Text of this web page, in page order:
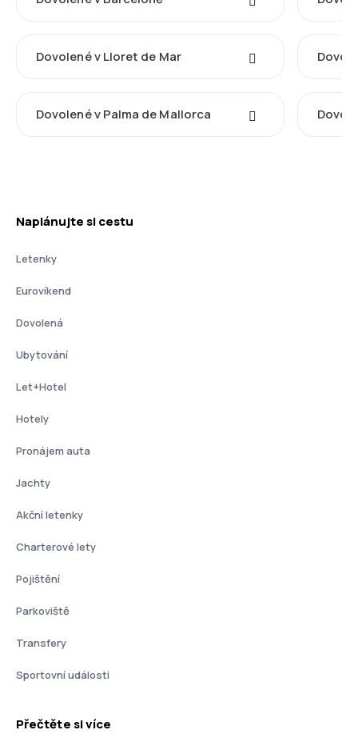
Dovolené v Lloret de Mar
Dovolené v Palma de Mallorca
Naplánujte si cestu
Letenky
Eurovíkend
Dovolená
Ubytování
Let+Hotel
Hotely
Pronájem auta
Jachty
Akční letenky
Charterové lety
Pojištění
Parkoviště
Transfery
Sportovní události
Přečtěte si více